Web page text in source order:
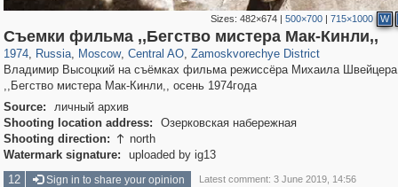
Sizes:482×674 |500×700 |715×1000 W
Съемки фильма ,,Бегство мистера Мак-Кинли,,
1974, Russia
1,406,849 29,243
, Moscow
319,861 8,286
, Central AO
160,009 5,916
, Zamoskvorechye District
6,190 211
Владимир Высоцкий на съёмках фильма режиссёра Михаила Швейцера
,,Бегство мистера Мак-Кинли,, осень 1974года
Source:
личный архив
Shooting location address:
Озерковская набережная
Shooting direction:  north
Watermark signature:
uploaded by ig13
12
Sign in to share your opinion Latest comment: 3 June 2019, 14:56